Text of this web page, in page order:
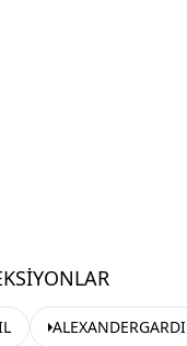
ALEXANDERGARDI